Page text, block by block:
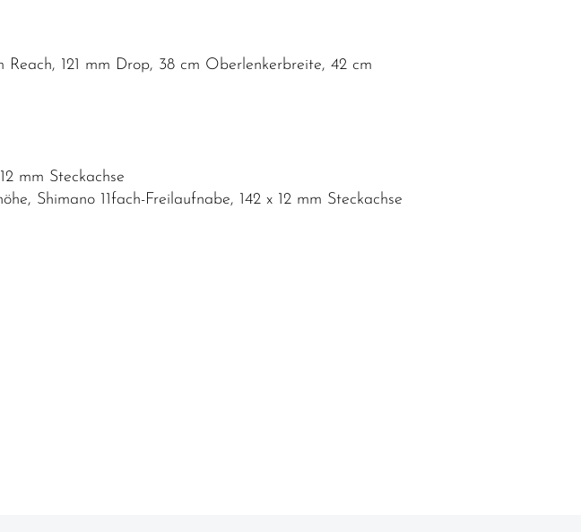
121 mm Drop, 38 cm Oberlenkerbreite, 42 cm
mm Steckachse
Shimano 11fach-Freilaufnabe, 142 x 12 mm Steckachse